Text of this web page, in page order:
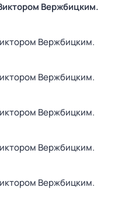
Bержбицким.
Bержбицким.
Bержбицким.
Bержбицким.
Bержбицким.
Bержбицким.